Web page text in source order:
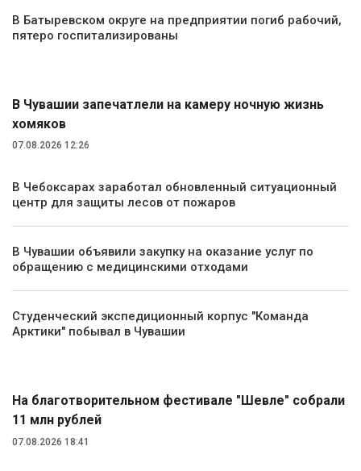
В Батыревском округе на предприятии погиб рабочий,
пятеро госпитализированы
В Чувашии запечатлели на камеру ночную жизнь
хомяков
07.08.2026 12:26
В Чебоксарах заработал обновленный ситуационный
центр для защиты лесов от пожаров
В Чувашии объявили закупку на оказание услуг по
обращению с медицинскими отходами
Студенческий экспедиционный корпус "Команда
Арктики" побывал в Чувашии
На благотворительном фестивале "Шевле" собрали
11 млн рублей
07.08.2026 18:41